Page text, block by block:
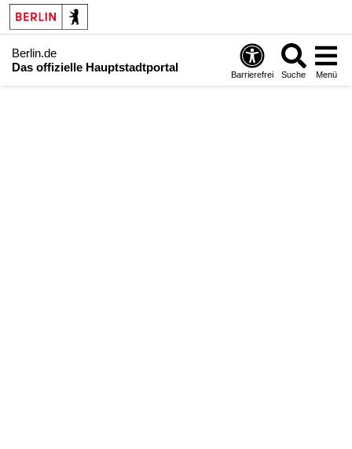
Berlin.de
Das offizielle Hauptstadtportal
Barrierefrei Suche Menü